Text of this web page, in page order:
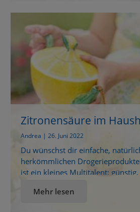
Weichspüler enthalten Duftstoffe,
überfluten und unsere […]
Zitronensäure im
reinigen & pflegen
Andrea | 26. Juni 2022
Du wünschst dir einfache,
herkömmlichen
ist ein kleines Multitalent:
auch in der Körperpflege lässt sie
Mehr lesen